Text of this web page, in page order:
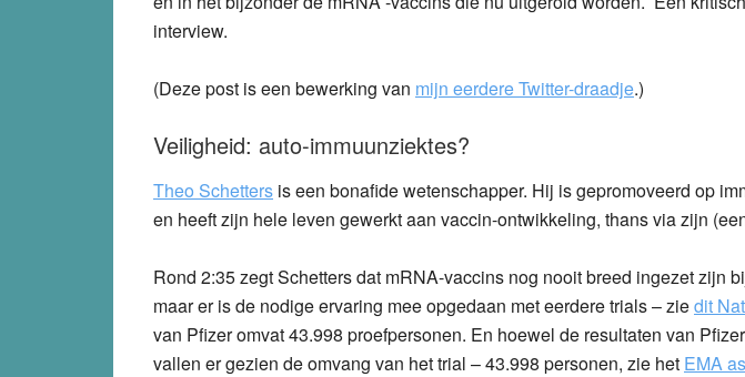
interview.
(Deze post is een bewerking van mijn eerdere Twitter-draadje.)
Veiligheid: auto-immuunziektes?
Theo Schetters is een bonafide wetenschapper. Hij is gepromoveerd op
en heeft zijn hele leven gewerkt aan vaccin-ontwikkeling, thans via zijn
Rond 2:35 zegt Schetters dat mRNA-vaccins nog nooit breed ingezet zijn
maar er is de nodige ervaring mee opgedaan met eerdere trials – ziedit
van Pfizer omvat 43.998 proefpersonen. En hoewel de resultaten van
vallen er gezien de omvang van het trial – 43.998 personen, zie het EMA